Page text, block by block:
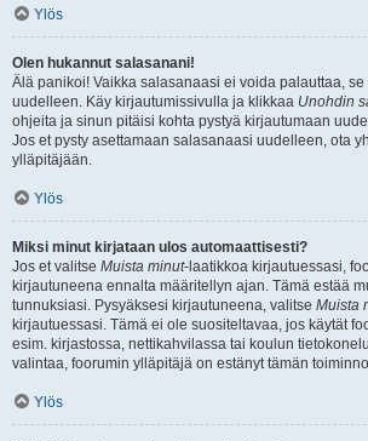
Ylös
Olen hukannut salasanani!
Älä panikoi! Vaikka salasanaasi ei voida palauttaa,
uudelleen. Käy kirjautumissivulla ja klikkaa Unohdin
ohjeita ja sinun pitäisi kohta pystyä kirjautumaan
Jos et pysty asettamaan salasanaasi uudelleen, ota
ylläpitäjään.
Ylös
Miksi minut kirjataan ulos automaattisesti?
Jos et valitse Muista minut-laatikkoa kirjautuessasi,
kirjautuneena ennalta määritellyn ajan. Tämä estää
tunnuksiasi. Pysyäksesi kirjautuneena, valitse Muista
kirjautuessasi. Tämä ei ole suositeltavaa, jos käytät
esim. kirjastossa, nettikahvilassa tai koulun
valintaa, foorumin ylläpitäjä on estänyt tämän
Ylös